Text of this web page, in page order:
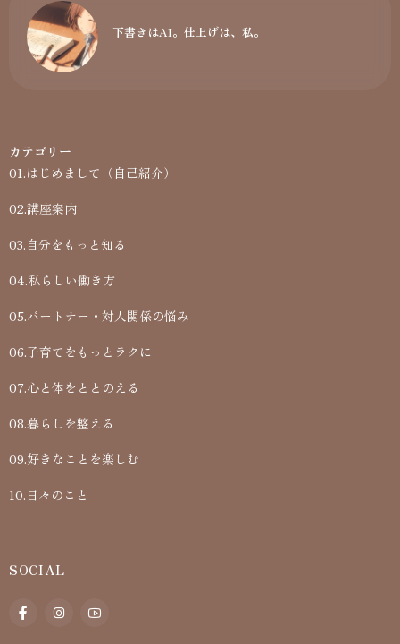
下書きはAI。仕上げは、私。
カテゴリー
01.はじめまして（自己紹介）
02.講座案内
03.自分をもっと知る
04.私らしい働き方
05.パートナー・対人関係の悩み
06.子育てをもっとラクに
07.心と体をととのえる
08.暮らしを整える
09.好きなことを楽しむ
10.日々のこと
SOCIAL